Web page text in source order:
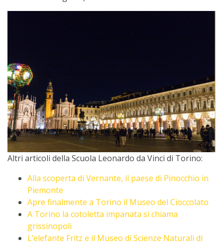
Altri articoli della Scuola Leonardo da Vinci di Torino:
Alla scoperta di Vernante, il paese di Pinocchio in
Piemonte
Apre finalmente a Torino il Museo del Cioccolato
A Torino la cotoletta impanata si chiama
grissinopoli
L’elefante Fritz e il Museo di Scienze Naturali di